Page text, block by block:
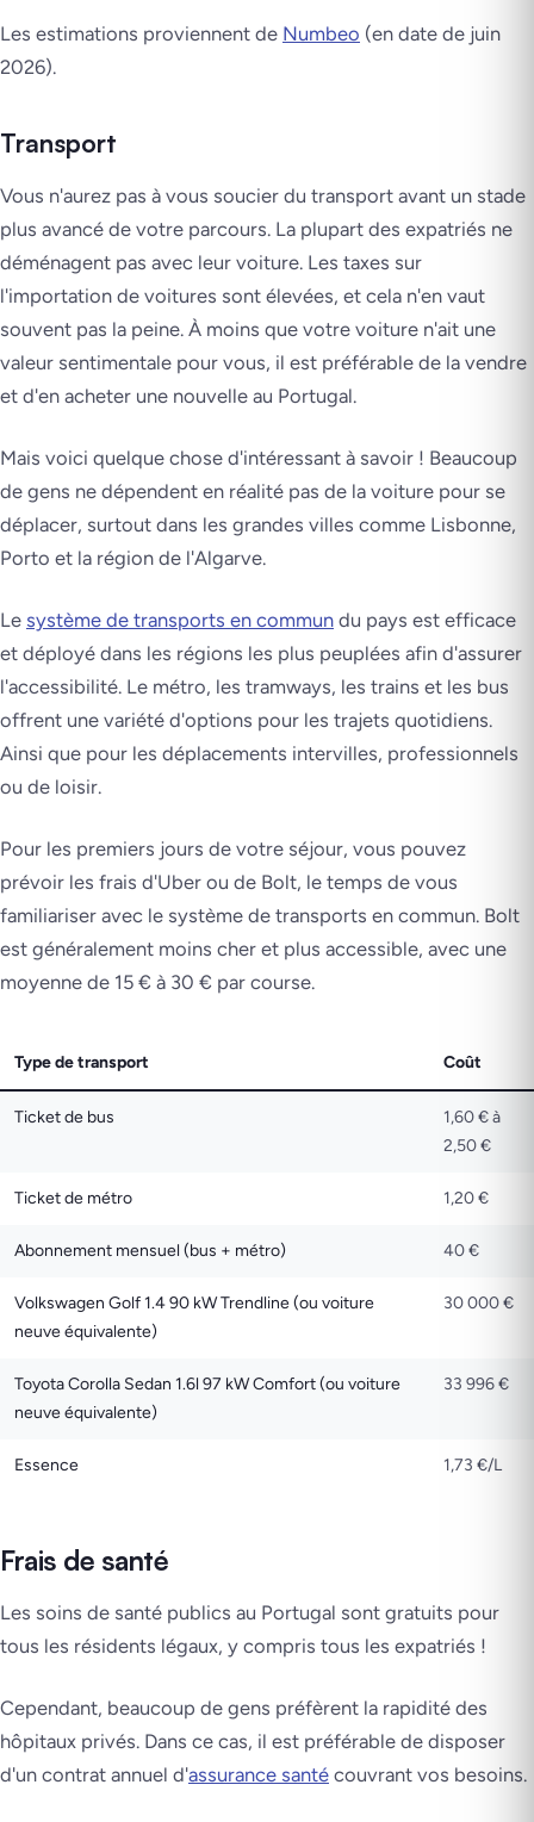
Les estimations proviennent de Numbeo (en date de juin
2026).
Transport
Vous n'aurez pas à vous soucier du transport avant un stade
plus avancé de votre parcours. La plupart des expatriés ne
déménagent pas avec leur voiture. Les taxes sur
l'importation de voitures sont élevées, et cela n'en vaut
souvent pas la peine. À moins que votre voiture n'ait une
valeur sentimentale pour vous, il est préférable de la vendre
et d'en acheter une nouvelle au Portugal.
Mais voici quelque chose d'intéressant à savoir ! Beaucoup
de gens ne dépendent en réalité pas de la voiture pour se
déplacer, surtout dans les grandes villes comme Lisbonne,
Porto et la région de l'Algarve.
Le système de transports en commun du pays est efficace
et déployé dans les régions les plus peuplées afin d'assurer
l'accessibilité. Le métro, les tramways, les trains et les bus
offrent une variété d'options pour les trajets quotidiens.
Ainsi que pour les déplacements intervilles, professionnels
ou de loisir.
Pour les premiers jours de votre séjour, vous pouvez
prévoir les frais d'Uber ou de Bolt, le temps de vous
familiariser avec le système de transports en commun. Bolt
est généralement moins cher et plus accessible, avec une
moyenne de 15 € à 30 € par course.
Type de transport Coût
Ticket de bus
1,60 € à
2,50 €
Ticket de métro 1,20 €
Abonnement mensuel (bus + métro) 40 €
Volkswagen Golf 1.4 90 kW Trendline (ou voiture
neuve équivalente)
30 000 €
Toyota Corolla Sedan 1.6l 97 kW Comfort (ou voiture
neuve équivalente)
33 996 €
Essence 1,73 €/L
Frais de santé
Les soins de santé publics au Portugal sont gratuits pour
tous les résidents légaux, y compris tous les expatriés !
Cependant, beaucoup de gens préfèrent la rapidité des
hôpitaux privés. Dans ce cas, il est préférable de disposer
d'un contrat annuel d'assurance santé couvrant vos besoins.